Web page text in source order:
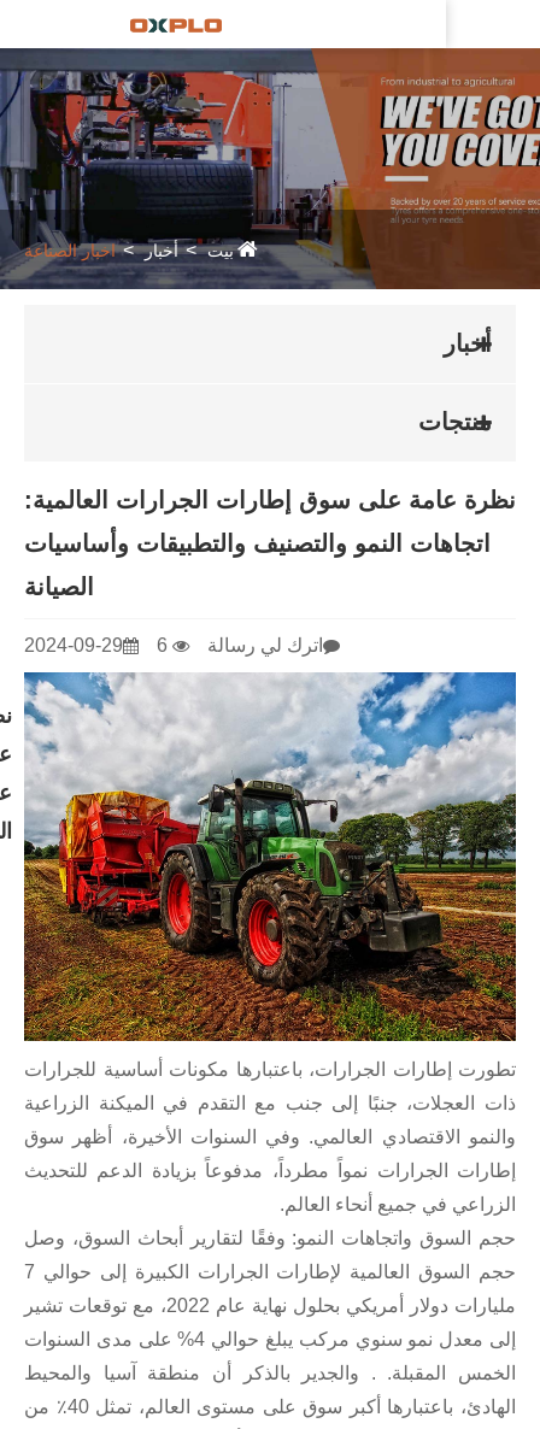
بيت أخبار اخبار الصناعة
أخبار
منتجات
عامة على سوق إطارات الجرارات العالمية:
اتجاهات النمو والتصنيف والتطبيقات وأساسيات
الصيانة
2024-09-29 6 اترك لي رسالة
نظرة
عامة
على
السوق
إطارات الجرارات، باعتبارها مكونات أساسية للجرارات
العجلات، جنبًا إلى جنب مع التقدم في الميكنة الزراعية
الاقتصادي العالمي. وفي السنوات الأخيرة، أظهر سوق
الجرارات نمواً مطرداً، مدفوعاً بزيادة الدعم للتحديث
في جميع أنحاء العالم.
السوق واتجاهات النمو: وفقًا لتقارير أبحاث السوق، وصل
حجم السوق العالمية لإطارات الجرارات الكبيرة إلى حوالي 7
مليارات دولار أمريكي بحلول نهاية عام 2022، مع توقعات تشير
إلى معدل نمو سنوي مركب يبلغ حوالي 4% على مدى السنوات
المقبلة. . والجدير بالذكر أن منطقة آسيا والمحيط
الهادئ، باعتبارها أكبر سوق على مستوى العالم، تمثل 40٪ من